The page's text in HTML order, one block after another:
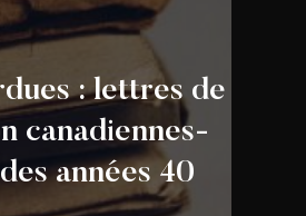
: lettres de
canadiennes-
années 40